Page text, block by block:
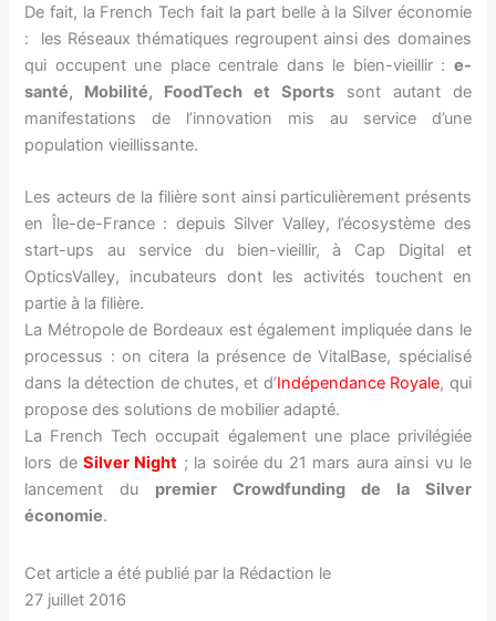
De fait, la French Tech fait la part belle à la Silver économie
: les Réseaux thématiques regroupent ainsi des domaines
qui occupent une place centrale dans le bien-vieillir : e-
santé, Mobilité, FoodTech et Sportssont autant de
manifestations de l’innovation mis au service d’une
population vieillissante.
Les acteurs de la filière sont ainsi particulièrement présents
en Île-de-France : depuis Silver Valley, l’écosystème des
start-ups au service du bien-vieillir, à Cap Digital et
OpticsValley, incubateurs dont les activités touchent en
partie à la filière.
La Métropole de Bordeaux est également impliquée dans le
processus : on citera la présence de VitalBase, spécialisé
dans la détection de chutes, et d’Indépendance Royale, qui
propose des solutions de mobilier adapté.
La French Tech occupait également une place privilégiée
lors de Silver Night ; la soirée du 21 mars aura ainsi vu le
lancement du premier Crowdfunding de la Silver
économie.
Cet article a été publié par la Rédaction le
27 juillet 2016